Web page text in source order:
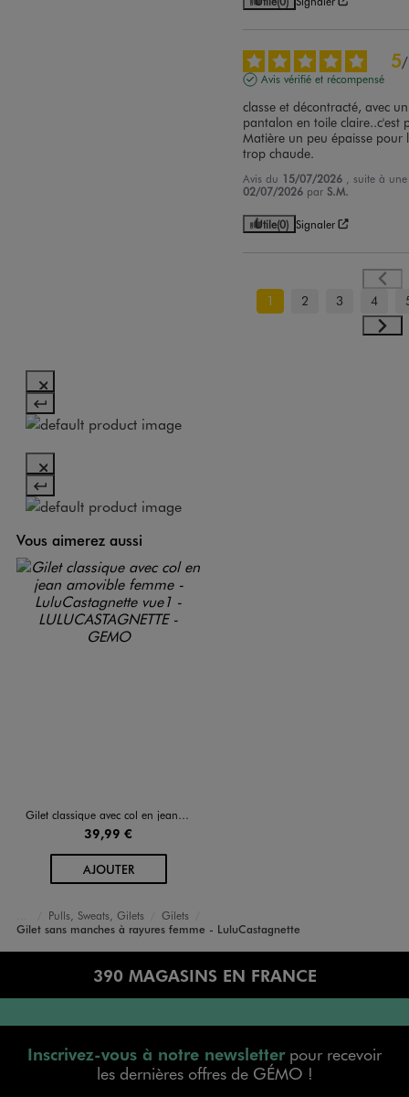
5/
Avis vérifié et récompensé
classe et décontracté, avec
pantalon en toile claire..c'est
Matière un peu épaisse pour
trop chaude.
Avis du 15/07/2026
, suite à
02/07/2026 par S.M.
Utile(0) Signaler
1 2 3 4
Vous aimerez aussi
Gilet classique avec col en jean amovible femme - LuluCastagnette
39,99 €
AJOUTERAU PANIER
Accueil
Femme
Vêtements
Pulls, Sweats, Gilets
Gilets
Gilet sans manches à rayures femme - LuluCastagnette
390 MAGASINS EN FRANCE
Inscrivez-vous à notre newsletterpour recevoir
les dernières offres de GÉMO !